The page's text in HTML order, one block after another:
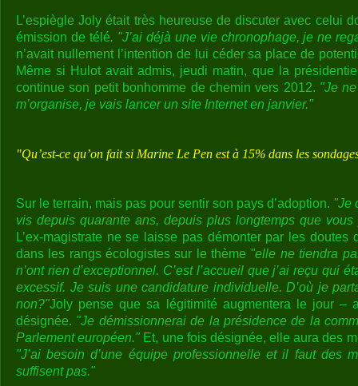
L’espiègle Joly était très heureuse de discuter avec celui
émission de télé. "J’ai déjà une vie chronophage, je ne
n’avait nullement l’intention de lui céder sa place de
Même si Hulot avait admis, jeudi matin, que la
continue son petit bonhomme de chemin vers 2012. "Je
m’organise, je vais lancer un site Internet en janvier."
"Qu’est-ce qu’on fait si Marine Le Pen est à 15% dans les
Sur le terrain, mais pas pour sentir son pays d’adoption. "Je
vis depuis quarante ans, depuis plus longtemps que vous
L’ex-magistrate ne se laisse pas démonter par les doutes
dans les rangs écologistes sur le thème "elle ne tiendra
n’ont rien d’exceptionnel. C’est l’accueil que j’ai reçu qui
excessif. Je suis une candidature individuelle. D’où je
non?"Joly pense que sa légitimité augmentera le jour –
désignée. "Je démissionnerai de la présidence de la
Parlement européen." Et, une fois désignée, elle aura des
"J’ai besoin d’une équipe professionnelle et il faut des
suffisent pas."